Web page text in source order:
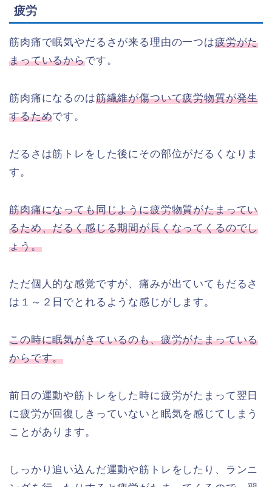
疲労
筋肉痛で眠気やだるさが来る理由の一つは疲労がた
まっているからです。
筋肉痛になるのは筋繊維が傷ついて疲労物質が発生
するためです。
だるさは筋トレをした後にその部位がだるくなりま
す。
筋肉痛になっても同じように疲労物質がたまってい
るため、だるく感じる期間が長くなってくるのでし
ょう。
ただ個人的な感覚ですが、痛みが出ていてもだるさ
は１～２日でとれるような感じがします。
この時に眠気がきているのも、疲労がたまっている
からです。
前日の運動や筋トレをした時に疲労がたまって翌日
に疲労が回復しきっていないと眠気を感じてしまう
ことがあります。
しっかり追い込んだ運動や筋トレをしたり、ランニ